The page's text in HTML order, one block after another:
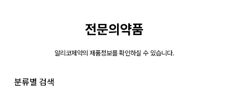
전문의약품
알리코제약의 제품정보를 확인하실 수 있습니다.
분류별 검색